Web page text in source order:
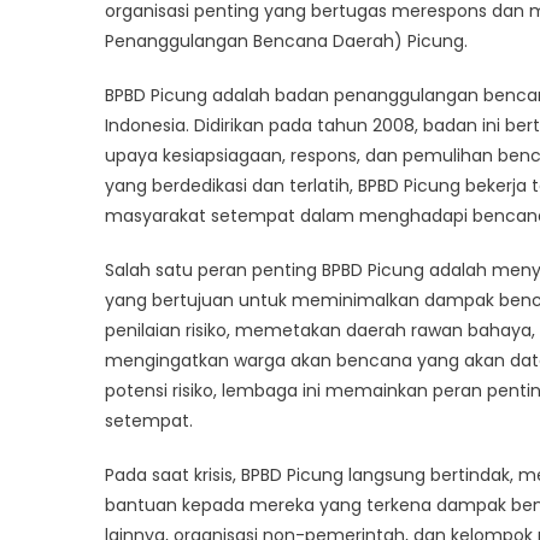
in
organisasi penting yang bertugas merespons dan
Penanggulangan Bencana Daerah) Picung.
BPBD Picung adalah badan penanggulangan
Indonesia. Didirikan pada tahun 2008, badan ini
upaya kesiapsiagaan, respons, dan pemulihan
yang berdedikasi dan terlatih, BPBD Picung
masyarakat setempat dalam menghadapi
Salah satu peran penting BPBD Picung adalah
yang bertujuan untuk meminimalkan dampak
penilaian risiko, memetakan daerah rawan
mengingatkan warga akan bencana yang akan
potensi risiko, lembaga ini memainkan peran
setempat.
Pada saat krisis, BPBD Picung langsung
bantuan kepada mereka yang terkena dampak
lainnya, organisasi non-pemerintah, dan